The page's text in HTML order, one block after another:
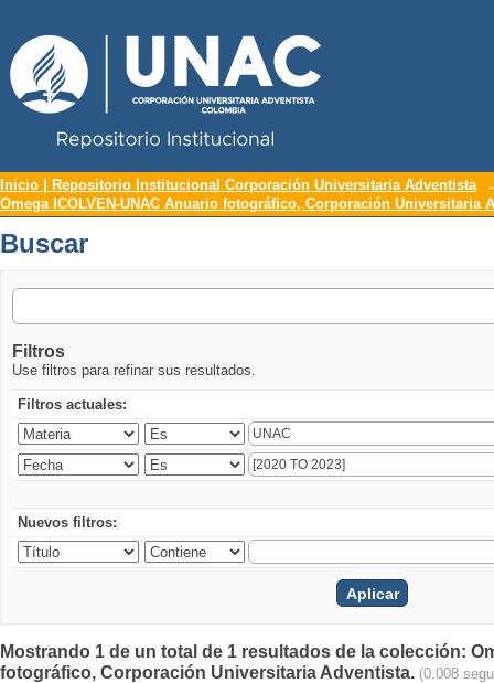
Buscar
Inicio | Repositorio Institucional Corporación Universitaria Adventista
Omega ICOLVEN-UNAC Anuario fotográfico, Corporación Universitaria
Buscar
Filtros
Use filtros para refinar sus resultados.
Filtros actuales:
Nuevos filtros:
Mostrando 1 de un total de 1 resultados de la colección:
fotográfico, Corporación Universitaria Adventista. (0.008